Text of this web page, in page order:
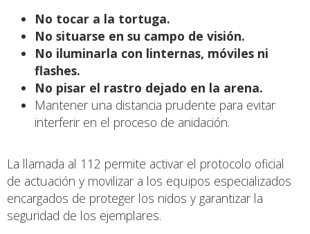
No tocar a la tortuga.
No situarse en su campo de visión.
No iluminarla con linternas, móviles ni
flashes.
No pisar el rastro dejado en la arena.
Mantener una distancia prudente para evitar
interferir en el proceso de anidación.
La llamada al 112 permite activar el protocolo oficial
de actuación y movilizar a los equipos especializados
encargados de proteger los nidos y garantizar la
seguridad de los ejemplares.